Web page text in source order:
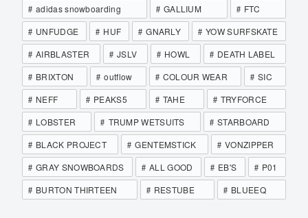
adidas snowboarding
GALLIUM
FTC
UNFUDGE
HUF GNARLY
YOW SURFSKATE
AIRBLASTER
JSLV HOWL
DEATH LABEL
BRIXTON
outflow COLOUR WEAR
SIC
NEFF
PEAKS5 TAHE
TRYFORCE
LOBSTER
TRUMP WETSUITS
STARBOARD
BLACK PROJECT
GENTEMSTICK
VONZIPPER
GRAY SNOWBOARDS
ALL GOOD EB'S
P01
BURTON THIRTEEN
RESTUBE BLUEEQ